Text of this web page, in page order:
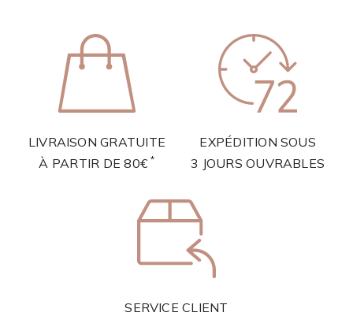
LIVRAISON GRATUITE
À PARTIR DE 80€*
EXPÉDITION SOUS
3 JOURS OUVRABLES
SERVICE CLIENT